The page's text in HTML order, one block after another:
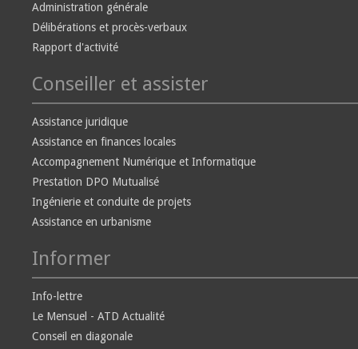
Administration générale
Délibérations et procès-verbaux
Rapport d'activité
Conseiller et assister
Assistance juridique
Assistance en finances locales
Accompagnement Numérique et Informatique
Prestation DPO Mutualisé
Ingénierie et conduite de projets
Assistance en urbanisme
Informer
Info-lettre
Le Mensuel - ATD Actualité
Conseil en diagonale